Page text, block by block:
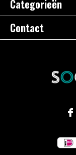
Categorieën
Contact